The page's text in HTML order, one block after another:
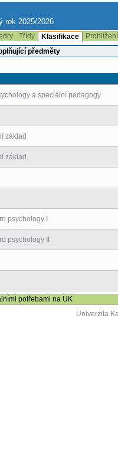
rok 2025/2026
Třídy Klasifikace
předměty
a speciální pedagogy
základ
základ
psychology I
psychology II
potřebami na UK
Univerzita